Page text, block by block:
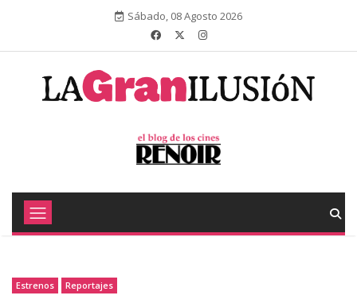
Sábado, 08 Agosto 2026
Estrenos Reportajes